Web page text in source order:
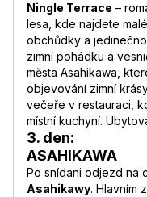
Ningle Terrace –
lesa, kde najdete
obchůdky a
zimní pohádku a
města Asahikawa,
objevování zimní
večeře v restauraci,
místní kuchyní.
3. den:
ASAHIKAWA
Po snídani odjezd na
Asahikawy. Hlavním